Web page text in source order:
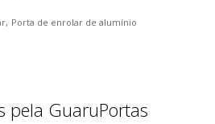
Porta de enrolar de alumínio
pela GuaruPortas